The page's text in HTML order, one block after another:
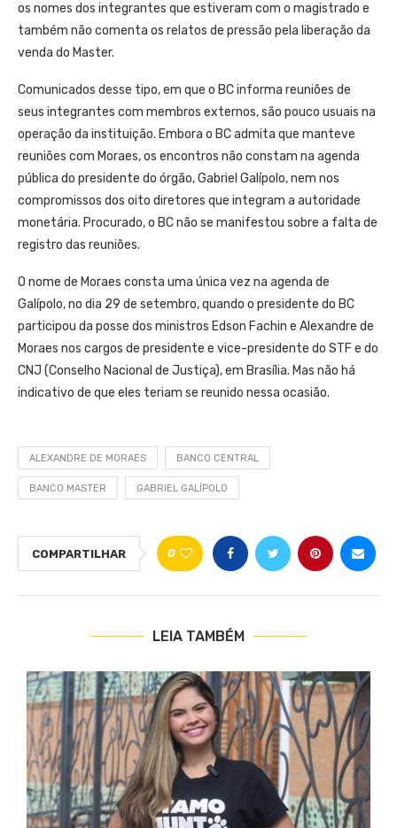
os nomes dos integrantes que estiveram com o magistrado e
também não comenta os relatos de pressão pela liberação da
venda do Master.
Comunicados desse tipo, em que o BC informa reuniões de
seus integrantes com membros externos, são pouco usuais na
operação da instituição. Embora o BC admita que manteve
reuniões com Moraes, os encontros não constam na agenda
pública do presidente do órgão, Gabriel Galípolo, nem nos
compromissos dos oito diretores que integram a autoridade
monetária. Procurado, o BC não se manifestou sobre a falta de
registro das reuniões.
O nome de Moraes consta uma única vez na agenda de
Galípolo, no dia 29 de setembro, quando o presidente do BC
participou da posse dos ministros Edson Fachin e Alexandre de
Moraes nos cargos de presidente e vice-presidente do STF e do
CNJ (Conselho Nacional de Justiça), em Brasília. Mas não há
indicativo de que eles teriam se reunido nessa ocasião.
ALEXANDRE DE MORAES BANCO CENTRAL
BANCO MASTER GABRIEL GALÍPOLO
COMPARTILHAR 0
LEIA TAMBÉM